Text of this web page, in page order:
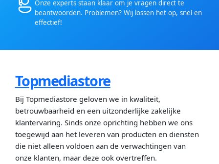
Onze experts staan klaar om je vragen direct te
beantwoorden. Problemen? Wij lossen het op, snel en
effectief!
Topmediastore
Bij Topmediastore geloven we in kwaliteit,
betrouwbaarheid en een uitzonderlijke zakelijke
klantervaring. Sinds onze oprichting hebben we ons
toegewijd aan het leveren van producten en diensten
die niet alleen voldoen aan de verwachtingen van
onze klanten, maar deze ook overtreffen.